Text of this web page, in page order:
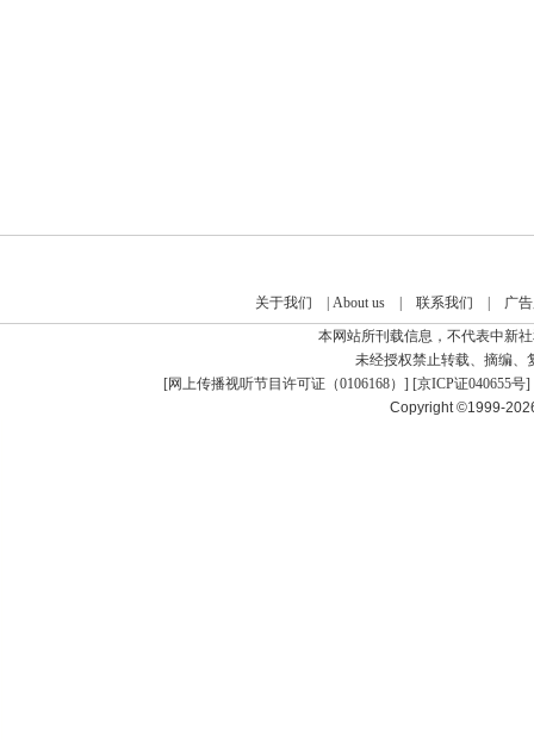
关于我们 About us| 联系我们
广
本网站所刊载信息，不代表中新
未经授权禁止转载、摘编、
[网上传播视听节目许可证（0106168） ] [京ICP证040655号]
Copyright ©1999-